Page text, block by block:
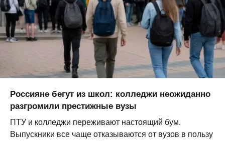
Россияне бегут из школ: колледжи неожиданно
разгромили престижные вузы
ПТУ и колледжи переживают настоящий бум.
Выпускники все чаще отказываются от вузов в пользу